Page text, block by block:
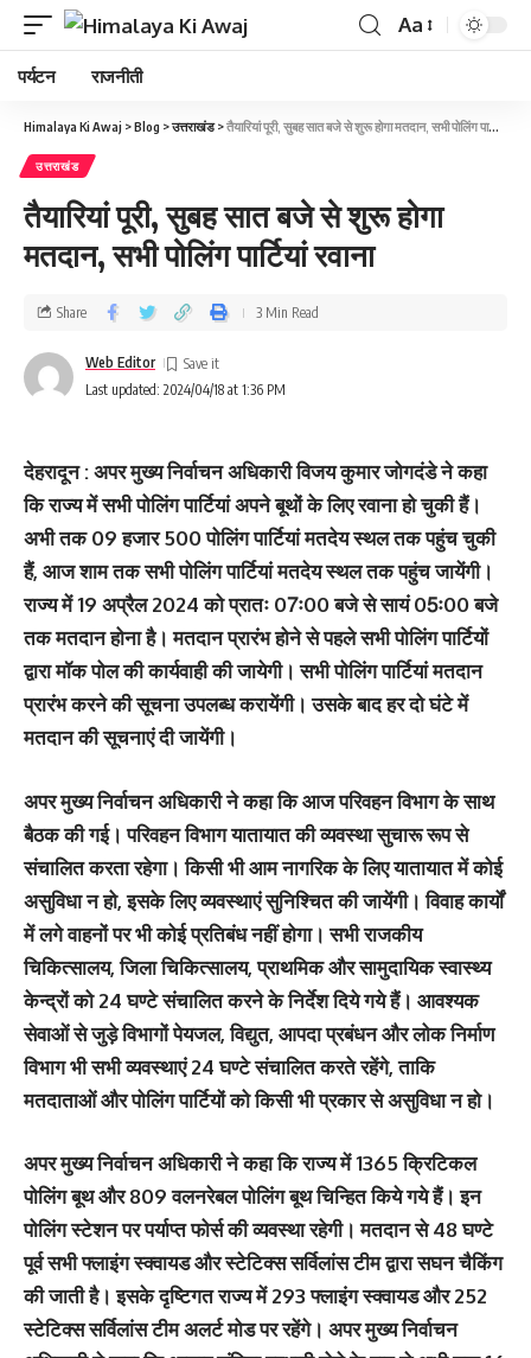
Aa
पर्यटन राजनीती
Himalaya Ki Awaj >Blog >उत्तराखंड>तैयारियां पूरी, सुबह सात बजे से शुरू होगा मतदान, सभी पोलिंग पार्टियां रवाना
उत्तराखंड
तैयारियां पूरी, सुबह सात बजे से शुरू होगा
मतदान, सभी पोलिंग पार्टियां रवाना
Last updated: 2024/04/18 at 1:36 PM
Web Editor
Share 3 Min Read
देहरादून : अपर मुख्य निर्वाचन अधिकारी विजय कुमार जोगदंडे ने कहा
कि राज्य में सभी पोलिंग पार्टियां अपने बूथों के लिए रवाना हो चुकी हैं।
अभी तक 09 हजार 500 पोलिंग पार्टियां मतदेय स्थल तक पहुंच चुकी
हैं, आज शाम तक सभी पोलिंग पार्टियां मतदेय स्थल तक पहुंच जायेंगी।
राज्य में 19 अप्रैल 2024 को प्रातः 07ः00 बजे से सायं 05ः00 बजे
तक मतदान होना है। मतदान प्रारंभ होने से पहले सभी पोलिंग पार्टियों
द्वारा मॉक पोल की कार्यवाही की जायेगी। सभी पोलिंग पार्टियां मतदान
प्रारंभ करने की सूचना उपलब्ध करायेंगी। उसके बाद हर दो घंटे में
मतदान की सूचनाएं दी जायेंगी।
अपर मुख्य निर्वाचन अधिकारी ने कहा कि आज परिवहन विभाग के साथ
बैठक की गई। परिवहन विभाग यातायात की व्यवस्था सुचारू रूप से
संचालित करता रहेगा। किसी भी आम नागरिक के लिए यातायात में कोई
असुविधा न हो, इसके लिए व्यवस्थाएं सुनिश्चित की जायेंगी। विवाह कार्यों
में लगे वाहनों पर भी कोई प्रतिबंध नहीं होगा। सभी राजकीय
चिकित्सालय, जिला चिकित्सालय, प्राथमिक और सामुदायिक स्वास्थ्य
केन्द्रों को 24 घण्टे संचालित करने के निर्देश दिये गये हैं। आवश्यक
सेवाओं से जुड़े विभागों पेयजल, विद्युत, आपदा प्रबंधन और लोक निर्माण
विभाग भी सभी व्यवस्थाएं 24 घण्टे संचालित करते रहेंगे, ताकि
मतदाताओं और पोलिंग पार्टियों को किसी भी प्रकार से असुविधा न हो।
अपर मुख्य निर्वाचन अधिकारी ने कहा कि राज्य में 1365 क्रिटिकल
पोलिंग बूथ और 809 वलनरेबल पोलिंग बूथ चिन्हित किये गये हैं। इन
पोलिंग स्टेशन पर पर्याप्त फोर्स की व्यवस्था रहेगी। मतदान से 48 घण्टे
पूर्व सभी फ्लाइंग स्क्वायड और स्टेटिक्स सर्विलांस टीम द्वारा सघन चैकिंग
की जाती है। इसके दृष्टिगत राज्य में 293 फ्लाइंग स्क्वायड और 252
स्टेटिक्स सर्विलांस टीम अलर्ट मोड पर रहेंगे। अपर मुख्य निर्वाचन